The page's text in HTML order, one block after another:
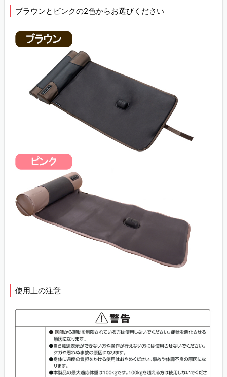
ブラウンとピンクの2色からお選びください
使用上の注意